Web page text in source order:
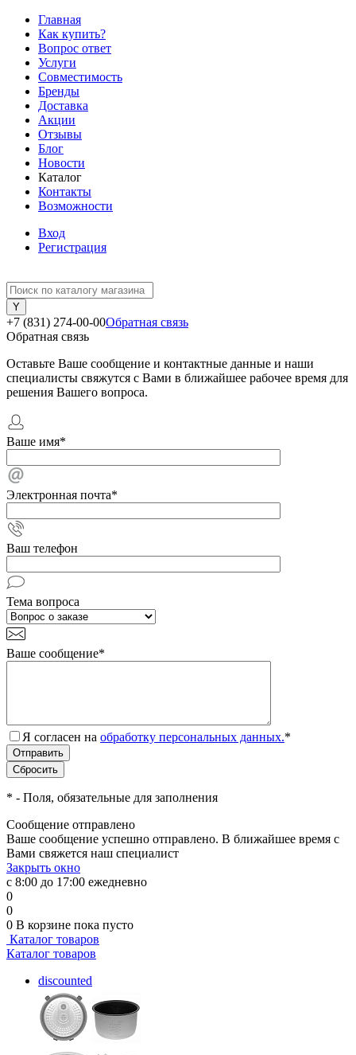
Главная
Как купить?
Вопрос ответ
Услуги
Совместимость
Бренды
Доставка
Акции
Отзывы
Блог
Новости
Каталог
Контакты
Возможности
Вход
Регистрация
+7 (831) 274-00-00Обратная связь
Обратная связь
Оставьте Ваше сообщение и контактные данные и наши
специалисты свяжутся с Вами в ближайшее рабочее время для
решения Вашего вопроса.
Ваше имя*
Электронная почта*
Ваш телефон
Тема вопроса
Ваше сообщение*
Я согласен на обработку персональных данных.*
* - Поля, обязательные для заполнения
Сообщение отправлено
Ваше сообщение успешно отправлено. В ближайшее время с
Вами свяжется наш специалист
Закрыть окно
с 8:00 до 17:00 ежедневно
0
0
0 В корзине пока пусто
Каталог товаров
Каталог товаров
discounted